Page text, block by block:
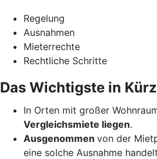
Regelung
Ausnahmen
Mieterrechte
Rechtliche Schritte
Das Wichtigste in
In Orten mit großer
Vergleichsmiete liegen.
Ausgenommen von der
eine solche Ausnahme